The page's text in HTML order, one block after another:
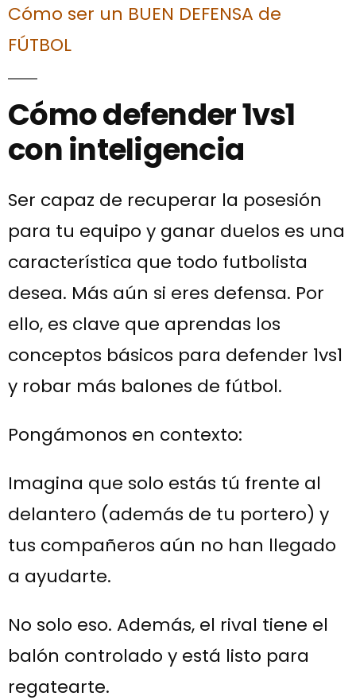
Cómo ser un BUEN DEFENSA de
FÚTBOL
Cómo defender 1vs1
con inteligencia
Ser capaz de recuperar la posesión
para tu equipo y ganar duelos es una
característica que todo futbolista
desea. Más aún si eres defensa. Por
ello, es clave que aprendas los
conceptos básicos para defender 1vs1
y robar más balones de fútbol.
Pongámonos en contexto:
Imagina que solo estás tú frente al
delantero (además de tu portero) y
tus compañeros aún no han llegado
a ayudarte.
No solo eso. Además, el rival tiene el
balón controlado y está listo para
regatearte.